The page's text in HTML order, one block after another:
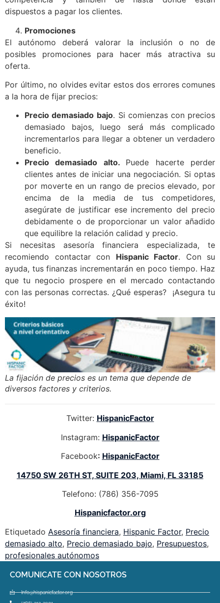
dispuestos a pagar los clientes.
Promociones
El autónomo deberá valorar la inclusión o no de
posibles promociones para hacer más atractiva su
oferta.
Por último, no olvides evitar estos dos errores comunes
a la hora de fijar precios:
Precio demasiado bajo. Si comienzas con precios
demasiado bajos, luego será más complicado
incrementarlos para llegar a obtener un verdadero
beneficio.
Precio demasiado alto. Puede hacerte perder
clientes antes de iniciar una negociación. Si optas
por moverte en un rango de precios elevado, por
encima de la media de tus competidores,
asegúrate de justificar ese incremento del precio
debidamente o de proporcionar un valor añadido
que equilibre la relación calidad y precio.
Si necesitas asesoría financiera especializada, te
recomiendo contactar con Hispanic Factor. Con su
ayuda, tus finanzas incrementarán en poco tiempo. Haz
que tu negocio prospere en el mercado contactando
con las personas correctas. ¿Qué esperas? ¡Asegura tu
éxito!
La fijación de precios es un tema que depende de
diversos factores y criterios.
Twitter: HispanicFactor
Instagram: HispanicFactor
Facebook: HispanicFactor
14750 SW 26TH ST, SUITE 203, Miami, FL 33185
Telefono: (786) 356-7095
Hispanicfactor.org
Etiquetado Asesoría financiera, Hispanic Factor, Precio
demasiado alto, Precio demasiado bajo, Presupuestos,
profesionales autónomos
COMUNICATE CON NOSOTROS
Info@hispanicfactor.org